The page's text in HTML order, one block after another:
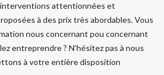
attentionnées et
à des prix très abordables. Vous
nous concernant pou concernant
entreprendre ? N’hésitez pas à nous
à votre entière disposition